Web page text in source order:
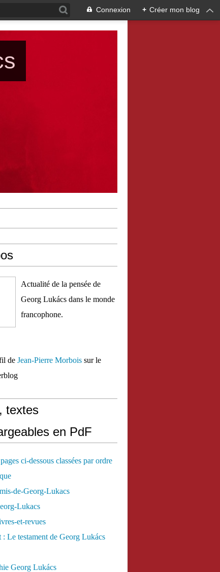
Connexion + Créer mon blog
Actualité de la pensée de
Georg Lukács dans le monde
francophone.
de Jean-Pierre Morbois sur le
textes
en PdF
ci-dessous classées par ordre
de-Georg-Lukacs
Lukacs
et-revues
: Le testament de Georg Lukács
Georg Lukács